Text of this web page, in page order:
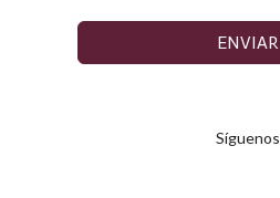
ENVIAR
Síguenos